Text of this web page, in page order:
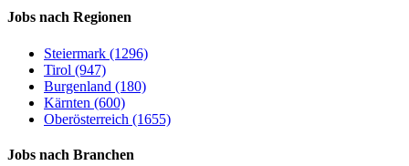
Jobs nach Regionen
Steiermark (1296)
Tirol (947)
Burgenland (180)
Kärnten (600)
Oberösterreich (1655)
Jobs nach Branchen